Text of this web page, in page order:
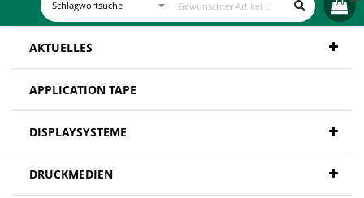
AKTUELLES
APPLICATION TAPE
DISPLAYSYSTEME
DRUCKMEDIEN